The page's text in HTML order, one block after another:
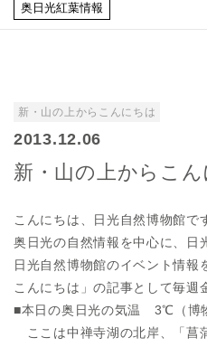
奥日光紅葉情報
新・山の上からこんにちは
2013.12.06
新・山の上からこ
こんにちは、日光自然博物館で
奥日光の自然情報を中心に、日
日光自然博物館のイベント情報
こんにちは」の記事として毎週
■本日の奥日光の気温 3℃（博
ここは中禅寺湖の北岸、「菖